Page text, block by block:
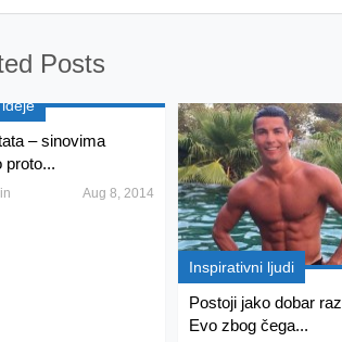
Posts
– sinovima
proto...
Aug 8, 2014
Inspirativni ljudi
Postoji jako dobar
Evo zbog čega...